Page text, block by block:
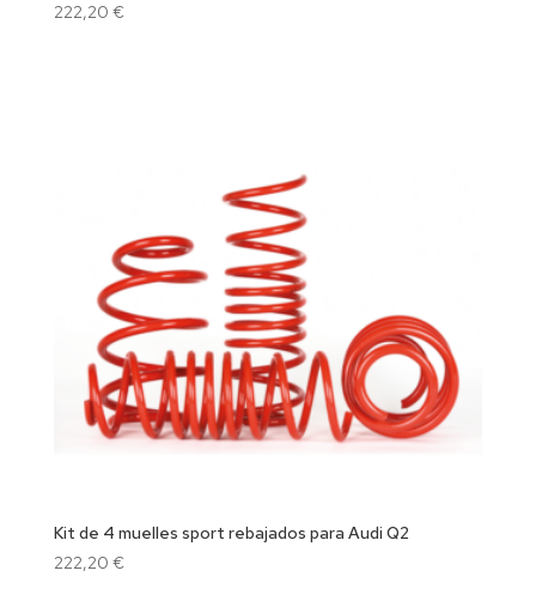
222,20 €
Kit de 4 muelles sport rebajados para Audi Q2
222,20 €